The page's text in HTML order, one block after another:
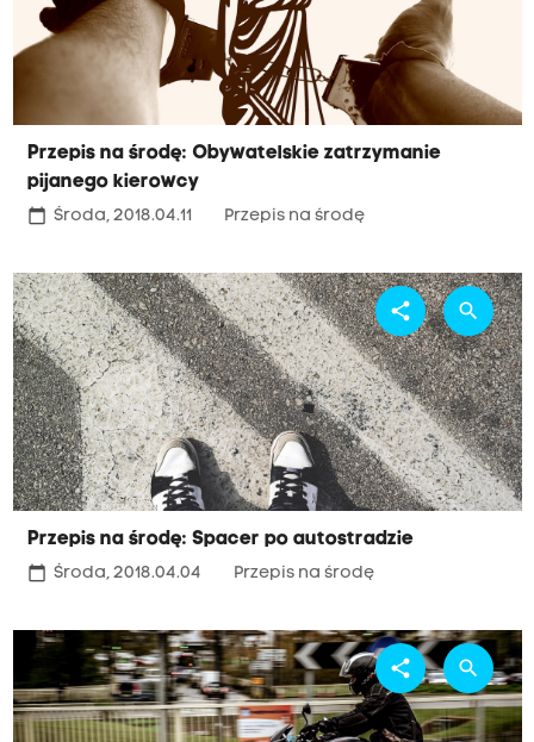
Przepis na środę: Obywatelskie zatrzymanie
pijanego kierowcy
calendar_today Środa, 2018.04.11 Przepis na środę
Przepis na środę: Spacer po autostradzie
calendar_today Środa, 2018.04.04 Przepis na środę
share search
share search